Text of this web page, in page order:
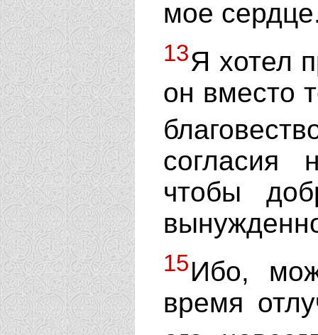
мое
13Я хотел
он вместо
согласия
чтобы
15Ибо,
время